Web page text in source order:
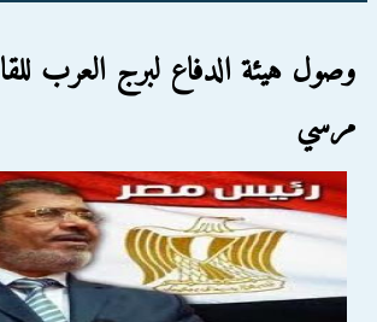
وصول هيئة الدفاع لبرج العرب
مرسي